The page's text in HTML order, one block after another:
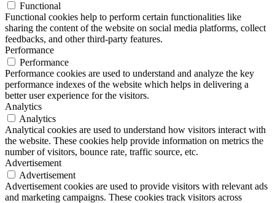
Functional
Functional cookies help to perform certain functionalities like
sharing the content of the website on social media platforms, collect
feedbacks, and other third-party features.
Performance
Performance
Performance cookies are used to understand and analyze the key
performance indexes of the website which helps in delivering a
better user experience for the visitors.
Analytics
Analytics
Analytical cookies are used to understand how visitors interact with
the website. These cookies help provide information on metrics the
number of visitors, bounce rate, traffic source, etc.
Advertisement
Advertisement
Advertisement cookies are used to provide visitors with relevant ads
and marketing campaigns. These cookies track visitors across